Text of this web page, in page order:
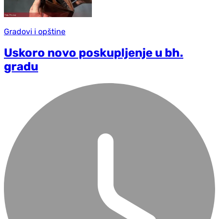
Gradovi i opštine
Uskoro novo poskupljenje u bh.
gradu